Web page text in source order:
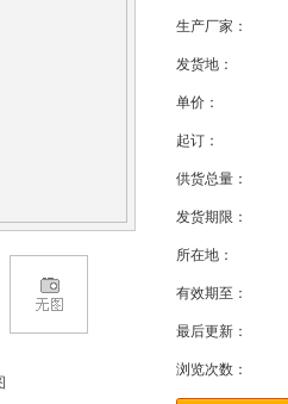
生产厂家：
发货地：
单价：
起订：
供货总量：
发货期限：
所在地：
有效期至：
最后更新：
浏览次数：